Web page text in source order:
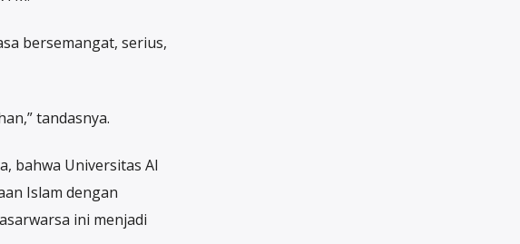
bersemangat, serius,
tandasnya.
bahwa Universitas Al
Islam dengan
ini menjadi